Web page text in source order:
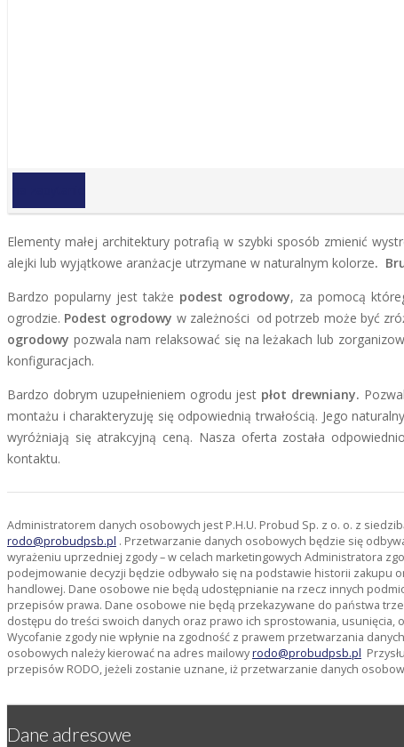
Elementy małej architektury potrafią w szybki sposób zmienić
alejki lub wyjątkowe aranżacje utrzymane w naturalnym kolorze.
Bardzo popularny jest także podest ogrodowy, za pomocą
ogrodzie. Podest ogrodowy w zależności od potrzeb może być
ogrodowy pozwala nam relaksować się na leżakach lub
konfiguracjach.
Bardzo dobrym uzupełnieniem ogrodu jest płot drewniany.
montażu i charakteryzuję się odpowiednią trwałością. Jego
wyróżniają się atrakcyjną ceną. Nasza oferta została
kontaktu.
Administratorem danych osobowych jest P.H.U. Probud Sp. z o. o. z
rodo@probudpsb.pl . Przetwarzanie danych osobowych będzie się
wyrażeniu uprzedniej zgody – w celach marketingowych Administratora
podejmowanie decyzji będzie odbywało się na podstawie historii
handlowej. Dane osobowe nie będą udostępnianie na rzecz innych
przepisów prawa. Dane osobowe nie będą przekazywane do państwa
dostępu do treści swoich danych oraz prawo ich sprostowania,
Wycofanie zgody nie wpłynie na zgodność z prawem przetwarzania
osobowych należy kierować na adres mailowyrodo@probudpsb.pl
przepisów RODO, jeżeli zostanie uznane, iż przetwarzanie danych
Dane adresowe